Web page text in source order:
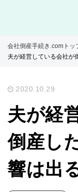
会社倒産手続き.comトッ
夫が経営している会社が
2020.10.29
夫が経
倒産し
響は出